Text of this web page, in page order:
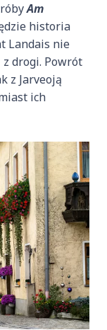
Am
historia
Landais nie
drogi. Powrót
z Jarveoją
ich